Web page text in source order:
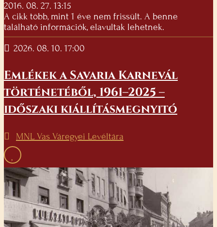
2016. 08. 27. 13:15
A cikk több, mint 1 éve nem frissült. A benne
található információk, elavultak lehetnek.
2026. 08. 10. 17:00
Emlékek a Savaria Karnevál
történetéből, 1961–2025 –
időszaki kiállításmegnyitó
MNL Vas Váregyei Levéltára